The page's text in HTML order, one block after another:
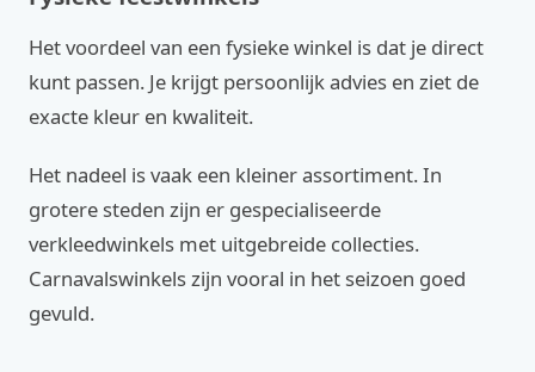
Het voordeel van een fysieke winkel is dat je direct
kunt passen. Je krijgt persoonlijk advies en ziet de
exacte kleur en kwaliteit.
Het nadeel is vaak een kleiner assortiment. In
grotere steden zijn er gespecialiseerde
verkleedwinkels met uitgebreide collecties.
Carnavalswinkels zijn vooral in het seizoen goed
gevuld.